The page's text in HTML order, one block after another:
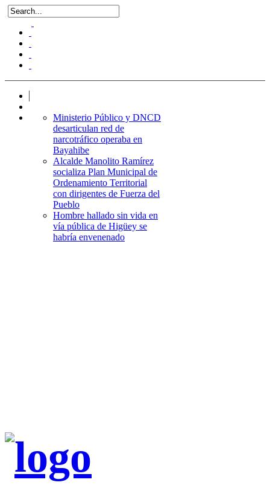
Ministerio Público y DNCD
desarticulan red de
narcotráfico operaba en
Bayahibe
Alcalde Manolito Ramírez
socializa Plan Municipal de
Ordenamiento Territorial
con dirigentes de Fuerza del
Pueblo
Hombre hallado sin vida en
vía pública de Higüey se
habría envenenado